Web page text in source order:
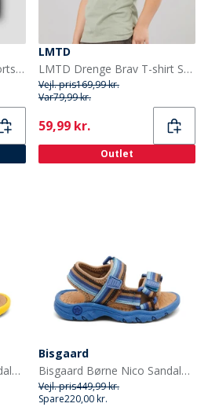
Name It Drenge Ryan Shorts Black Oyster
LMTD
LMTD Drenge Brav T-shirt Shadow
Vejl. pris169,99 kr.
Var79,99 kr.
Current
59,99 kr.
Outlet
Bisgaard Børne Nico Sandaler Lemon Mix
Bisgaard
Bisgaard Børne Nico Sandaler Cobalt Mix
Vejl. pris449,99 kr.
Spare220,00 kr.